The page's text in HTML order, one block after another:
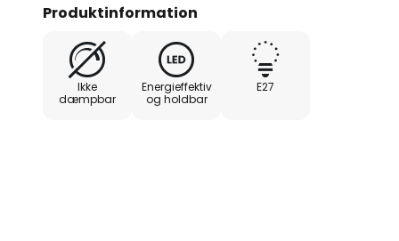
Produktinformation
Ikke
dæmpbar
Energieffektiv
og holdbar
E27